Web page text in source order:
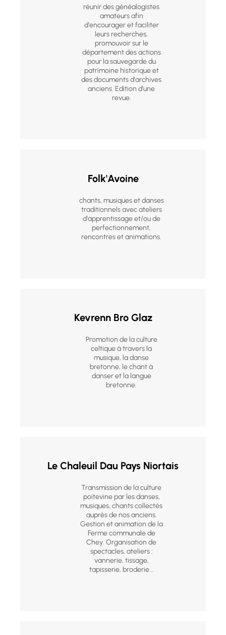
réunir des généalogistes
amateurs afin
d'encourager et faciliter
leurs recherches,
promouvoir sur le
département des actions
pour la sauvegarde du
patrimoine historique et
des documents d'archives
anciens. Edition d'une
revue.
Folk'Avoine
chants, musiques et danses
traditionnels avec ateliers
d'apprentissage et/ou de
perfectionnement,
rencontres et animations.
Kevrenn Bro Glaz
Promotion de la culture
celtique à travers la
musique, la danse
bretonne, le chant à
danser et la langue
bretonne.
Le Chaleuil Dau Pays Niortais
Transmission de la culture
poitevine par les danses,
musiques, chants collectés
auprès de nos anciens.
Gestion et animation de la
Ferme communale de
Chey. Organisation de
spectacles, ateliers :
vannerie, tissage,
tapisserie, broderie...